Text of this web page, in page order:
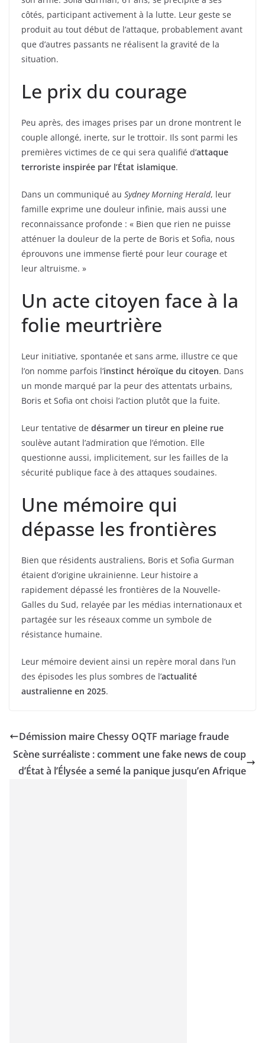
côtés, participant activement à la lutte. Leur geste se
produit au tout début de l’attaque, probablement avant
que d’autres passants ne réalisent la gravité de la
situation.
Le prix du courage
Peu après, des images prises par un drone montrent le
couple allongé, inerte, sur le trottoir. Ils sont parmi les
premières victimes de ce qui sera qualifié d’attaque
terroriste inspirée par l’État islamique.
Dans un communiqué au Sydney Morning Herald, leur
famille exprime une douleur infinie, mais aussi une
reconnaissance profonde : « Bien que rien ne puisse
atténuer la douleur de la perte de Boris et Sofia, nous
éprouvons une immense fierté pour leur courage et
leur altruisme. »
Un acte citoyen face à la
folie meurtrière
Leur initiative, spontanée et sans arme, illustre ce que
l’on nomme parfois l’instinct héroïque du citoyen. Dans
un monde marqué par la peur des attentats urbains,
Boris et Sofia ont choisi l’action plutôt que la fuite.
Leur tentative de désarmer un tireur en pleine rue
soulève autant l’admiration que l’émotion. Elle
questionne aussi, implicitement, sur les failles de la
sécurité publique face à des attaques soudaines.
Une mémoire qui
dépasse les frontières
Bien que résidents australiens, Boris et Sofia Gurman
étaient d’origine ukrainienne. Leur histoire a
rapidement dépassé les frontières de la Nouvelle-
Galles du Sud, relayée par les médias internationaux et
partagée sur les réseaux comme un symbole de
résistance humaine.
Leur mémoire devient ainsi un repère moral dans l’un
des épisodes les plus sombres de l’actualité
australienne en 2025.
Démission maire Chessy OQTF mariage fraude
Scène surréaliste : comment une fake news de coup
d’État à l’Élysée a semé la panique jusqu’en Afrique